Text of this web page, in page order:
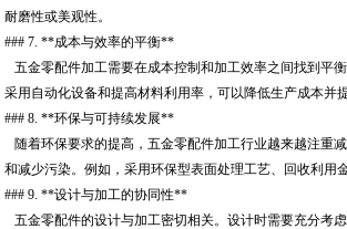
耐磨性或美观性。
### 7. **成本与效率的平衡**
五金零配件加工需要在成本控制和加工效率之间找到平衡
采用自动化设备和提高材料利用率，可以降低生产成本并
### 8. **环保与可持续发展**
随着环保要求的提高，五金零配件加工行业越来越注重
和减少污染。例如，采用环保型表面处理工艺、回收利用
### 9. **设计与加工的协同性**
五金零配件的设计与加工密切相关。设计时需要充分考